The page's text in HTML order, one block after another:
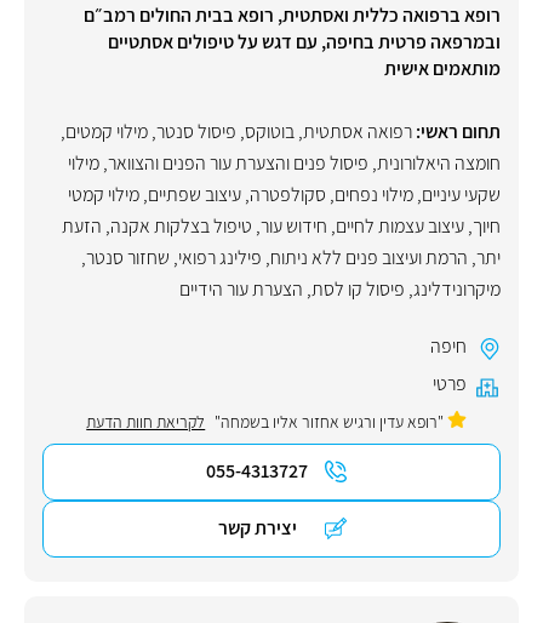
רופא ברפואה כללית ואסתטית, רופא בבית החולים רמב״ם
ובמרפאה פרטית בחיפה, עם דגש על טיפולים אסתטיים
מותאמים אישית
תחום ראשי:רפואה אסתטית,בוטוקס, פיסול סנטר,מילוי קמטים,
חומצה היאלורונית, פיסול פנים והצערת עור הפנים והצוואר,מילוי
שקעי עיניים,מילוי נפחים, סקולפטרה,עיצוב שפתיים,מילוי קמטי
חיוך,עיצוב עצמות לחיים, חידוש עור, טיפול בצלקות אקנה, הזעת
יתר, הרמת ועיצוב פנים ללא ניתוח, פילינג רפואי, שחזור סנטר,
מיקרונידלינג, פיסול קו לסת, הצערת עור הידיים
חיפה
פרטי
"רופא עדין ורגיש אחזור אליו בשמחה" לקריאת חוות הדעת
055-4313727
יצירת קשר